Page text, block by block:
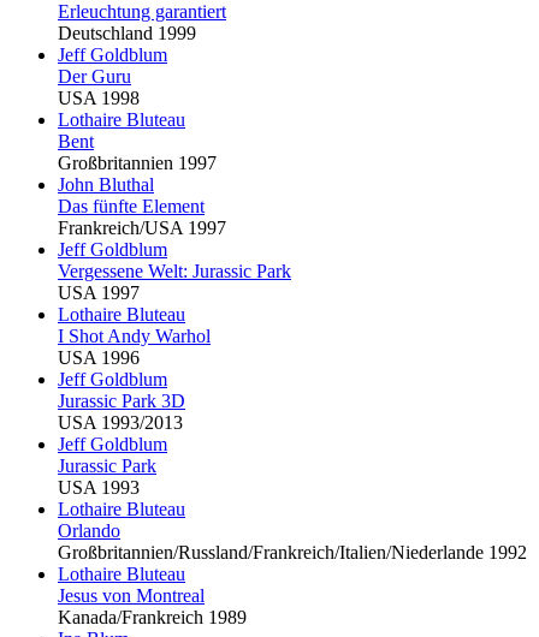
Erleuchtung garantiert
Deutschland 1999
Jeff Goldblum
Der Guru
USA 1998
Lothaire Bluteau
Bent
Großbritannien 1997
John Bluthal
Das fünfte Element
Frankreich/USA 1997
Jeff Goldblum
Vergessene Welt: Jurassic Park
USA 1997
Lothaire Bluteau
I Shot Andy Warhol
USA 1996
Jeff Goldblum
Jurassic Park 3D
USA 1993/2013
Jeff Goldblum
Jurassic Park
USA 1993
Lothaire Bluteau
Orlando
Großbritannien/Russland/Frankreich/Italien/Niederlande 1992
Lothaire Bluteau
Jesus von Montreal
Kanada/Frankreich 1989